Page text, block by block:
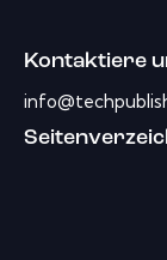
Kontaktiere